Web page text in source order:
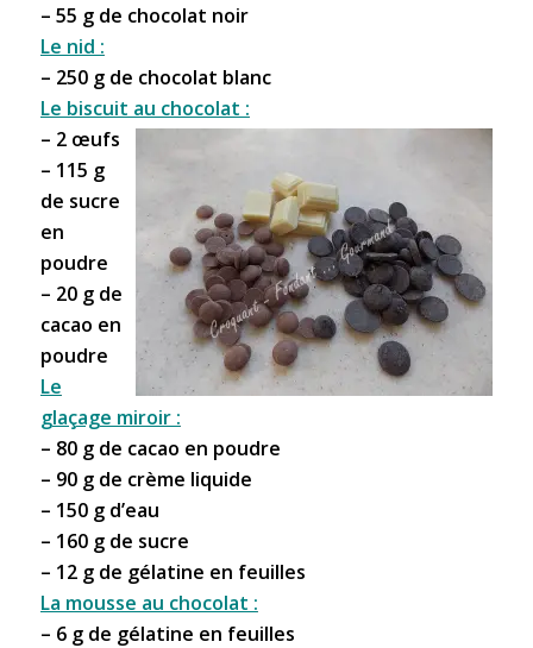
– 55 g de chocolat noir
Le nid :
– 250 g de chocolat blanc
Le biscuit au chocolat :
– 2 œufs
– 115 g
de sucre
en
poudre
– 20 g de
cacao en
poudre
Le
glaçage miroir :
– 80 g de cacao en poudre
– 90 g de crème liquide
– 150 g d’eau
– 160 g de sucre
– 12 g de gélatine en feuilles
La mousse au chocolat :
– 6 g de gélatine en feuilles